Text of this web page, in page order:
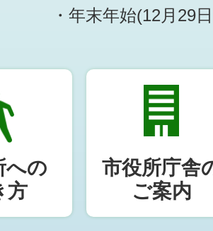
・年末年始(12月29
への
方
市役所庁舎
ご案内